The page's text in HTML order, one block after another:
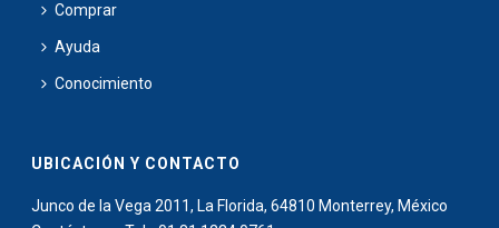
Comprar
Ayuda
Conocimiento
UBICACIÓN Y CONTACTO
Junco de la Vega 2011, La Florida, 64810 Monterrey, México